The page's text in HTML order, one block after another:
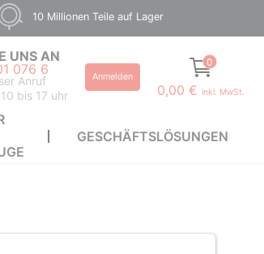
10 Millionen Teile auf Lager
UNS AN
076 6
Anruf
bis 17 uhr
Anmelden
0
0,00 € inkl. MwSt.
GESCHÄFTSLÖSUNGEN